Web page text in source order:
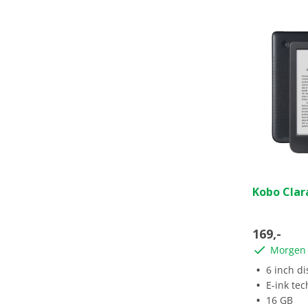
van
sterren.
5
Kobo
169,-
6 inch
E-ink
16 GB